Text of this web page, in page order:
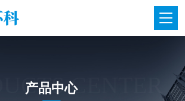
CENTER
产品中心